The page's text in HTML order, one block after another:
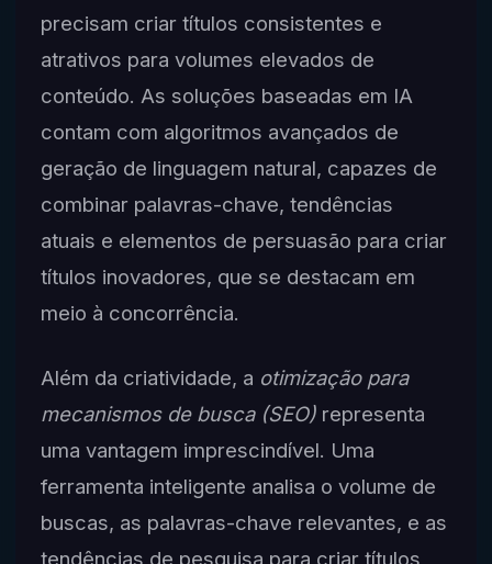
precisam criar títulos consistentes e
atrativos para volumes elevados de
conteúdo. As soluções baseadas em IA
contam com algoritmos avançados de
geração de linguagem natural, capazes de
combinar palavras-chave, tendências
atuais e elementos de persuasão para criar
títulos inovadores, que se destacam em
meio à concorrência.
Além da criatividade, a otimização para
mecanismos de busca (SEO)representa
uma vantagem imprescindível. Uma
ferramenta inteligente analisa o volume de
buscas, as palavras-chave relevantes, e as
tendências de pesquisa para criar títulos